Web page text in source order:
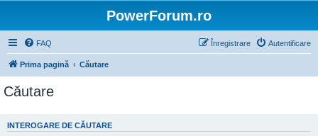
PowerForum.ro
FAQ Autentificare
Înregistrare
Prima pagină Căutare
Căutare
INTEROGARE DE CĂUTARE